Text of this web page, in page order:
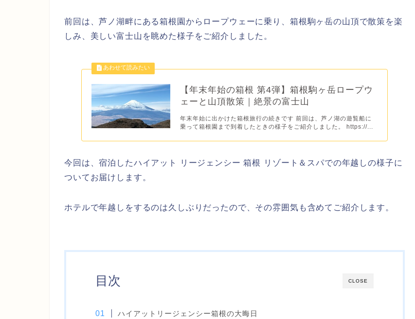
前回は、芦ノ湖畔にある箱根園からロープウェーに乗り、箱根駒ヶ岳の山頂で散策を楽
しみ、美しい富士山を眺めた様子をご紹介しました。
【年末年始の箱根 第4弾】箱根駒ヶ岳ロープウ
ェーと山頂散策｜絶景の富士山
年末年始に出かけた箱根旅行の続きです 前回は、芦ノ湖の遊覧船に
乗って箱根園まで到着したときの様子をご紹介しました。 https://...
今回は、宿泊したハイアット リージェンシー 箱根 リゾート＆スパでの年越しの様子に
ついてお届けします。
ホテルで年越しをするのは久しぶりだったので、その雰囲気も含めてご紹介します。
CLOSE
目次
ハイアットリージェンシー箱根の大晦日